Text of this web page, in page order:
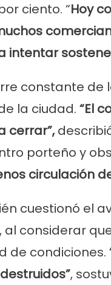
ciento. “Hoy
constante de
la ciudad. “El
cerrar”,
porteño y
circulación
cuestionó el
considerar
de condiciones.
,